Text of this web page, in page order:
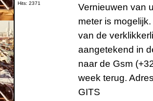
Hits: 2371
Vernieuwen van
meter is
van de
aangetekend in
naar de Gsm
week terug.
GITS